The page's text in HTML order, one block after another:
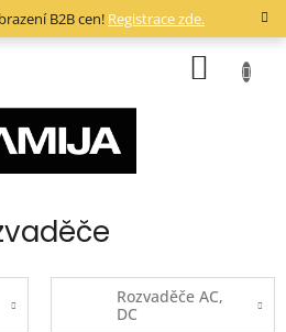
B2B cen! Registrace zde.
Rozvaděče AC,
DC